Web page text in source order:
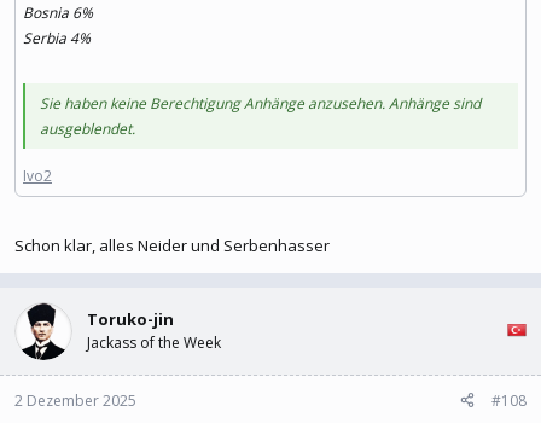
Bosnia 6%
Serbia 4%
Sie haben keine Berechtigung Anhänge anzusehen. Anhänge sind
ausgeblendet.
Ivo2
Schon klar, alles Neider und Serbenhasser
Toruko-jin
Jackass of the Week
2 Dezember 2025 #108